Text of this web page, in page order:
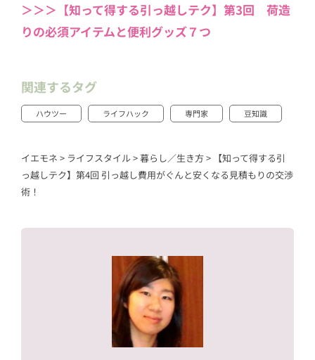
＞＞＞【知って得する引っ越しテク】第3回 荷造
りの必須アイテムと便利グッズ７つ
関連するタグ
ハウツー ライフハック 専門家 豆知識
イエモネ > ライフスタイル>暮らし／生き方> 【知って得する引
っ越しテク】第4回 引っ越し費用がぐんと安くなる見積もりの交渉
術！